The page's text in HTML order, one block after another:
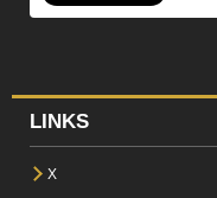
LINKS
X